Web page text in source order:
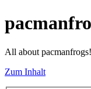
All about
Zum Inhalt